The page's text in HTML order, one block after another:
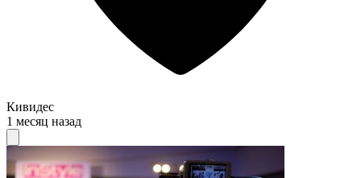
Кивидес
1 месяц назад